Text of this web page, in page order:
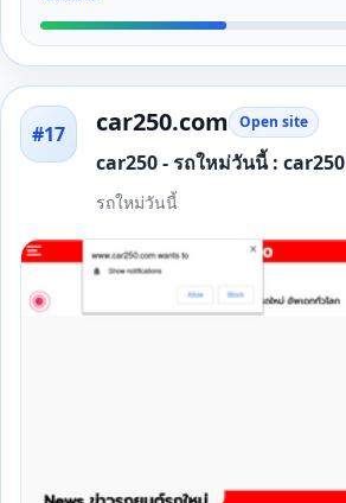
#17 car250.com Open site
car250 - รถใหม่วันนี้ : car250
รถใหม่วันนี้